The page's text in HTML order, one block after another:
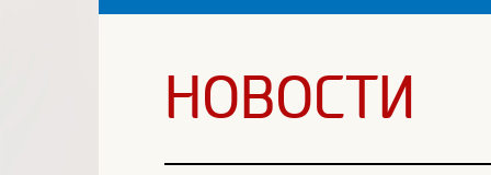
НОВОСТИ